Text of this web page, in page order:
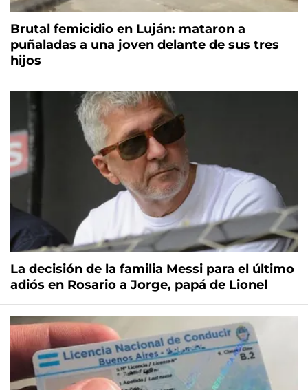
Brutal femicidio en Luján: mataron a
puñaladas a una joven delante de sus tres
hijos
La decisión de la familia Messi para el último
adiós en Rosario a Jorge, papá de Lionel